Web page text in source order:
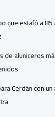
que estafó a
de aluniceros
Cerdán con